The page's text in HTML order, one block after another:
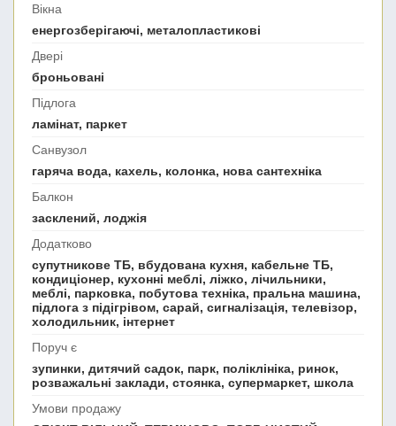
Вікна
енергозберігаючі, металопластикові
Двері
броньовані
Підлога
ламінат, паркет
Санвузол
гаряча вода, кахель, колонка, нова сантехніка
Балкон
засклений, лоджія
Додатково
супутникове ТБ, вбудована кухня, кабельне ТБ,
кондиціонер, кухонні меблі, ліжко, лічильники,
меблі, парковка, побутова техніка, пральна машина,
підлога з підігрівом, сарай, сигналізація, телевізор,
холодильник, інтернет
Поруч є
зупинки, дитячий садок, парк, поліклініка, ринок,
розважальні заклади, стоянка, супермаркет, школа
Умови продажу